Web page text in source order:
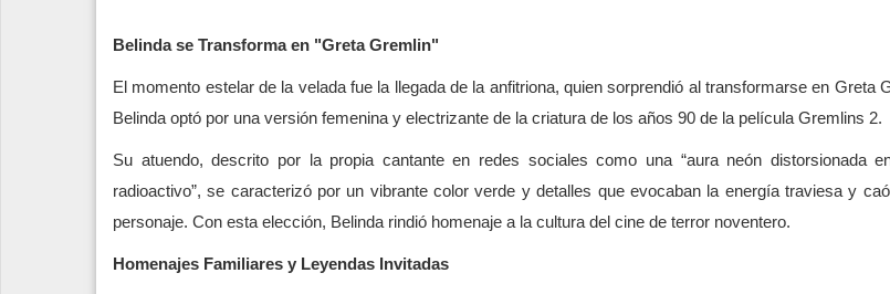
Belinda se Transforma en "Greta Gremlin"
El momento estelar de la velada fue la llegada de la anfitriona, quien sorprendió al transformarse en Greta
Belinda optó por una versión femenina y electrizante de la criatura de los años 90 de la película Gremlins 2.
Su atuendo, descrito por la propia cantante en redes sociales como una “aura neón distorsionada
radioactivo”, se caracterizó por un vibrante color verde y detalles que evocaban la energía traviesa y
personaje. Con esta elección, Belinda rindió homenaje a la cultura del cine de terror noventero.
Homenajes Familiares y Leyendas Invitadas